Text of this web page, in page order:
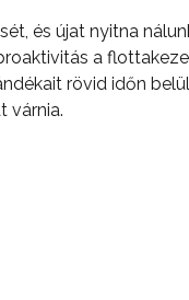
és újat nyitna
a
rövid időn
várnia.